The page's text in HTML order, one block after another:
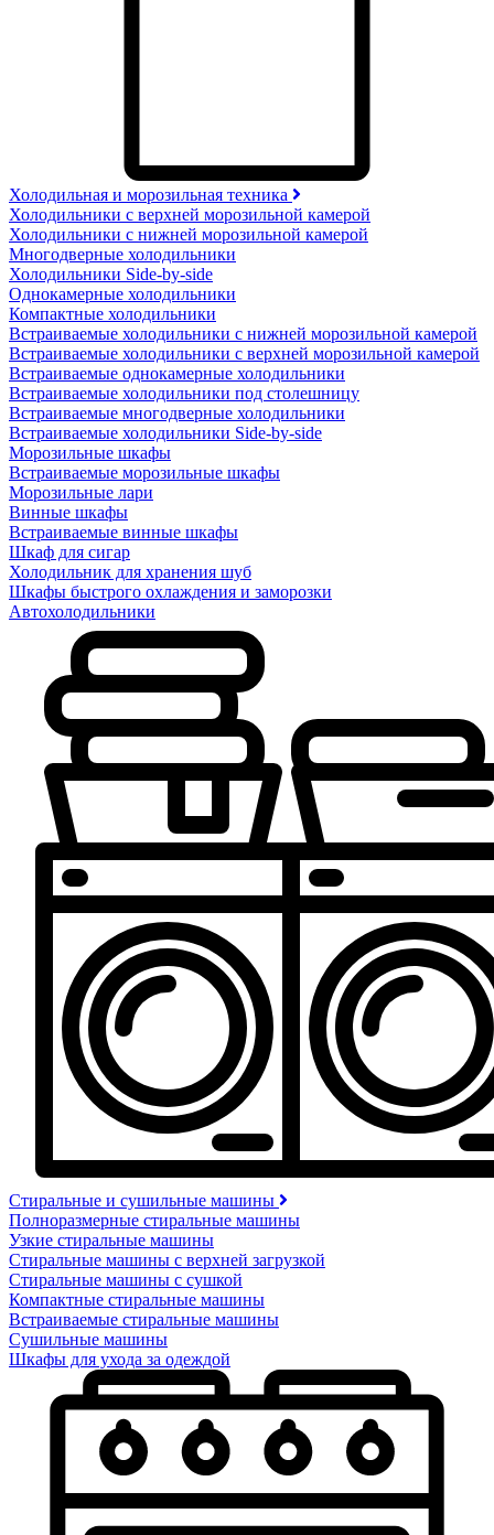
Холодильная и морозильная техника
Холодильники с верхней морозильной камерой
Холодильники с нижней морозильной камерой
Многодверные холодильники
Холодильники Side-by-side
Однокамерные холодильники
Компактные холодильники
Встраиваемые холодильники с нижней морозильной камерой
Встраиваемые холодильники с верхней морозильной камерой
Встраиваемые однокамерные холодильники
Встраиваемые холодильники под столешницу
Встраиваемые многодверные холодильники
Встраиваемые холодильники Side-by-side
Морозильные шкафы
Встраиваемые морозильные шкафы
Морозильные лари
Винные шкафы
Встраиваемые винные шкафы
Шкаф для сигар
Холодильник для хранения шуб
Шкафы быстрого охлаждения и заморозки
Автохолодильники
Стиральные и сушильные машины
Полноразмерные стиральные машины
Узкие стиральные машины
Стиральные машины с верхней загрузкой
Стиральные машины с сушкой
Компактные стиральные машины
Встраиваемые стиральные машины
Сушильные машины
Шкафы для ухода за одеждой